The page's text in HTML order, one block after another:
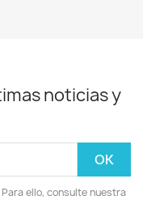
noticias y
ello, consulte nuestra